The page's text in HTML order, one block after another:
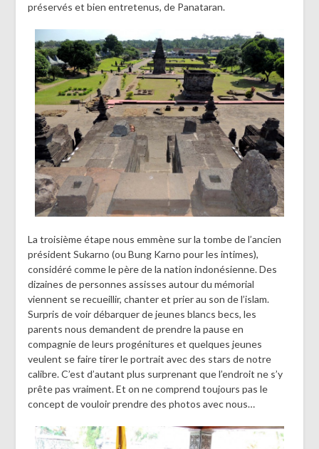
préservés et bien entretenus, de Panataran.
La troisième étape nous emmène sur la tombe de l’ancien
président Sukarno (ou Bung Karno pour les intimes),
considéré comme le père de la nation indonésienne. Des
dizaines de personnes assisses autour du mémorial
viennent se recueillir, chanter et prier au son de l’islam.
Surpris de voir débarquer de jeunes blancs becs, les
parents nous demandent de prendre la pause en
compagnie de leurs progénitures et quelques jeunes
veulent se faire tirer le portrait avec des stars de notre
calibre. C’est d’autant plus surprenant que l’endroit ne s’y
prête pas vraiment. Et on ne comprend toujours pas le
concept de vouloir prendre des photos avec nous…